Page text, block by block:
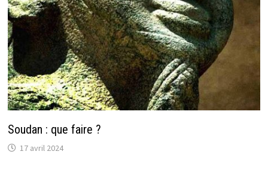
Soudan : que faire ?
17 avril 2024